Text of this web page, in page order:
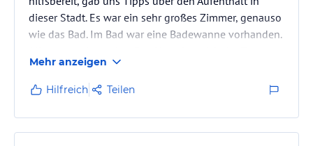
dieser Stadt. Es war ein sehr großes Zimmer, genauso
wie das Bad. Im Bad war eine Badewanne vorhanden.
und somit war es ruhig. Man konnte mit geöffneten
Fenster schlafen. Das Frühstück war einfach, aber
dafür war der Preis nicht so teuer.
Mehr anzeigen
Hilfreich Teilen